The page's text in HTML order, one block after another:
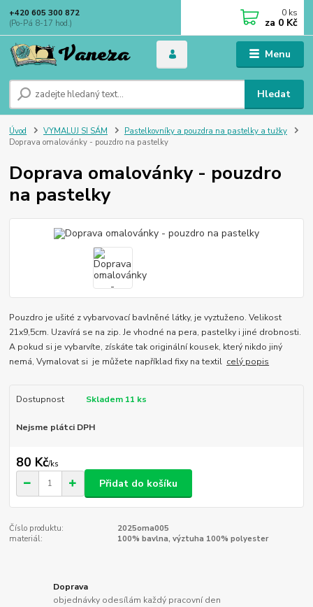
Menu
Hledat
+420 605 300 872
(Po-Pá 8-17 hod.)
0 ks
za 0 Kč
Úvod VYMALUJ SI SÁM
Pastelkovníky a pouzdra na pastelky a tužky
Doprava omalovánky - pouzdro na pastelky
Doprava omalovánky - pouzdro
na pastelky
Pouzdro je ušité z vybarvovací bavlněné látky, je vyztuženo. Velikost
21x9,5cm. Uzavírá se na zip. Je vhodné na pera, pastelky i jiné drobnosti.
A pokud si je vybarvíte, získáte tak originální kousek, který nikdo jiný
nemá, Vymalovat si je můžete například fixy na textil celý popis
Dostupnost Skladem 11 ks
Nejsme plátci DPH
80 Kč/ks
Přidat do košíku
Číslo produktu:
2025oma005
materiál:
100% bavlna, výztuha 100% polyester
Doprava
objednávky odesílám každý pracovní den